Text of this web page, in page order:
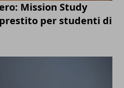
Mission Study
per studenti di